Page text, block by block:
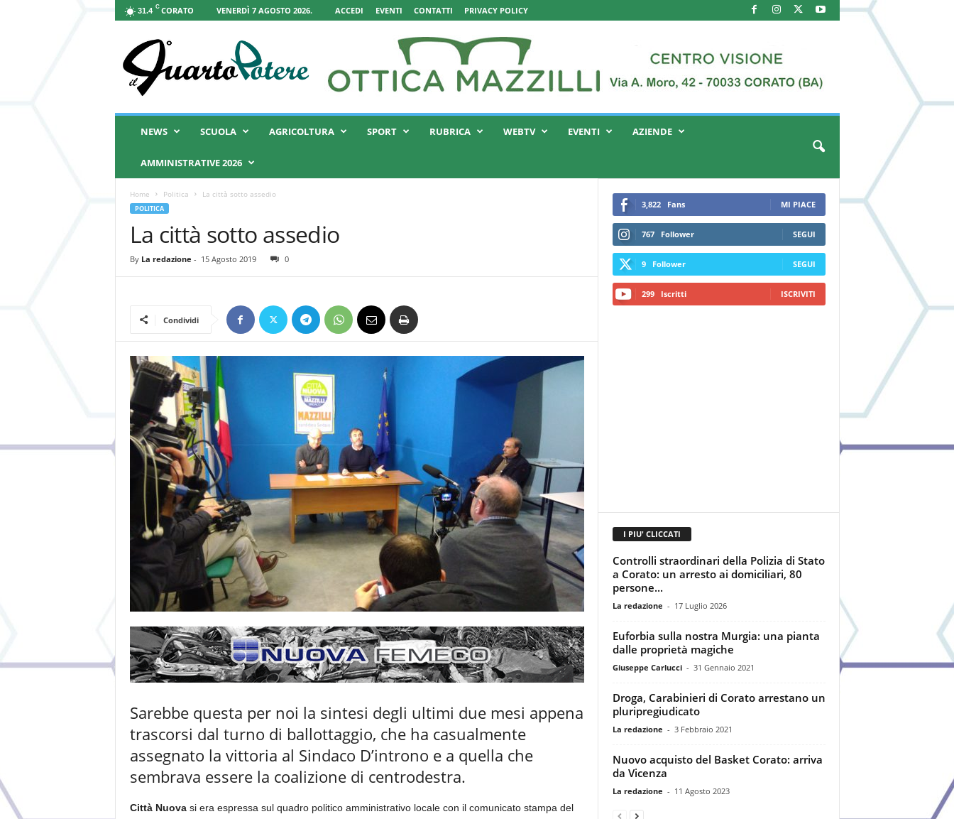
31.4 C CORATO VENERDÌ 7 AGOSTO 2026. ACCEDI EVENTI CONTATTI PRIVACY POLICY
Q
NEWS SCUOLA AGRICOLTURA SPORT RUBRICA WEBTV EVENTI AZIENDE
AMMINISTRATIVE 2026
Home Politica La città sotto assedio
POLITICA
La città sotto assedio
By La redazione - 15 Agosto 2019 0
Condividi
Sarebbe questa per noi la sintesi degli ultimi due mesi appena
trascorsi dal turno di ballottaggio, che ha casualmente
assegnato la vittoria al Sindaco D’introno e a quella che
sembrava essere la coalizione di centrodestra.
Città Nuovasi era espressa sul quadro politico amministrativo locale con il comunicato stampa del
3,822 Fans MI PIACE
767 Follower SEGUI
9 Follower SEGUI
299 Iscritti ISCRIVITI
I PIU' CLICCATI
Controlli straordinari della Polizia di Stato
a Corato: un arresto ai domiciliari, 80
persone...
La redazione - 17 Luglio 2026
Euforbia sulla nostra Murgia: una pianta
dalle proprietà magiche
Giuseppe Carlucci - 31 Gennaio 2021
Droga, Carabinieri di Corato arrestano un
pluripregiudicato
La redazione - 3 Febbraio 2021
Nuovo acquisto del Basket Corato: arriva
da Vicenza
La redazione - 11 Agosto 2023